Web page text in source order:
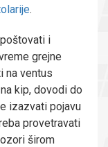
.
i
grejne
na ventus
kip, dovodi do
izazvati pojavu
provetravati
širom